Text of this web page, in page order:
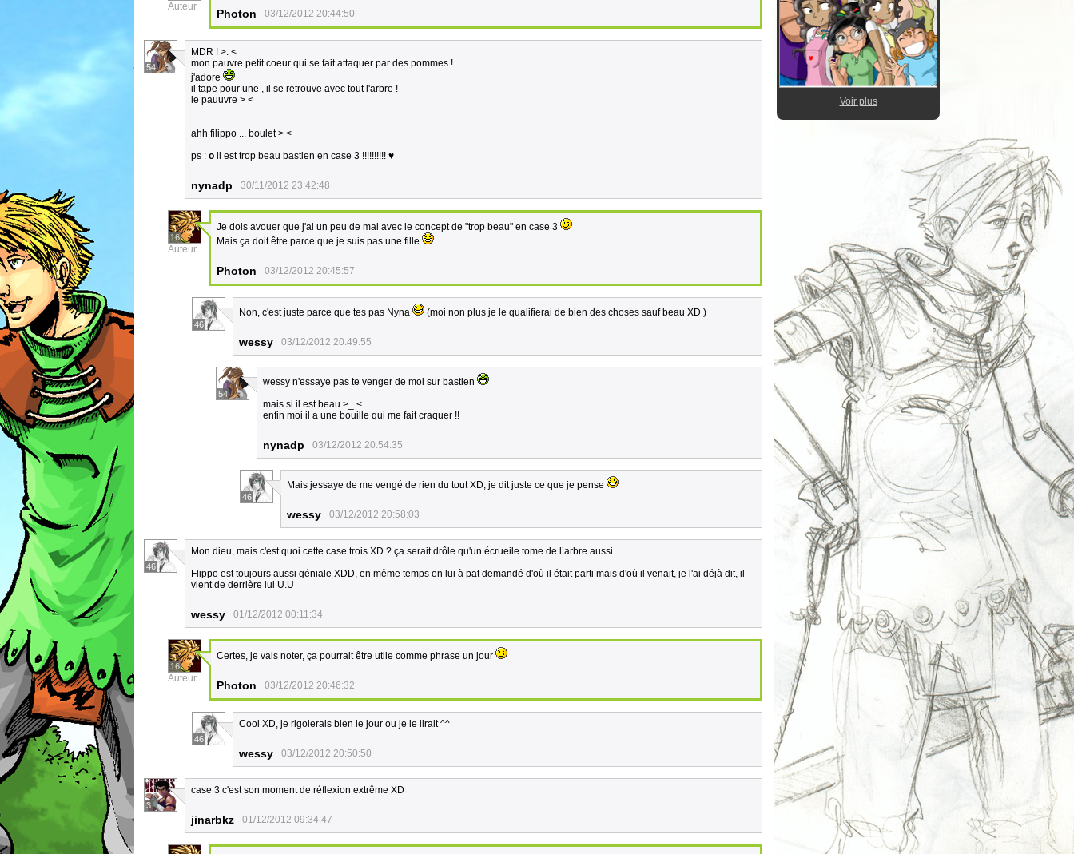
Auteur
Photon 03/12/2012 20:44:50
54
MDR ! >. <
mon pauvre petit coeur qui se fait attaquer par des pommes !
j'adore
il tape pour une , il se retrouve avec tout l'arbre !
le pauuvre > <
ahh filippo ... boulet > <
ps : o il est trop beau bastien en case 3 !!!!!!!!!! ♥
nynadp 30/11/2012 23:42:48
16
Auteur
Je dois avouer que j'ai un peu de mal avec le concept de "trop beau" en case 3
Mais ça doit être parce que je suis pas une fille
Photon 03/12/2012 20:45:57
46
Non, c'est juste parce que tes pas Nyna (moi non plus je le qualifierai de bien des choses sauf beau XD )
wessy 03/12/2012 20:49:55
54
wessy n'essaye pas te venger de moi sur bastien
mais si il est beau >_ <
enfin moi il a une bouille qui me fait craquer !!
nynadp 03/12/2012 20:54:35
46
Mais jessaye de me vengé de rien du tout XD, je dit juste ce que je pense
wessy 03/12/2012 20:58:03
46
Mon dieu, mais c'est quoi cette case trois XD ? ça serait drôle qu'un écrueile tome de l’arbre aussi .
Flippo est toujours aussi géniale XDD, en même temps on lui à pat demandé d'où il était parti mais d'où il venait, je l'ai déjà dit, il
vient de derrière lui U.U
wessy 01/12/2012 00:11:34
16
Auteur
Certes, je vais noter, ça pourrait être utile comme phrase un jour
Photon 03/12/2012 20:46:32
46
Cool XD, je rigolerais bien le jour ou je le lirait ^^
wessy 03/12/2012 20:50:50
3
case 3 c'est son moment de réflexion extrême XD
jinarbkz 01/12/2012 09:34:47
Voir plus